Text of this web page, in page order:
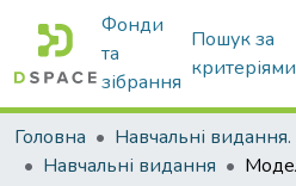
Фонди
та
зібрання
Пошук за
критеріями
Головна
Навчальні видання